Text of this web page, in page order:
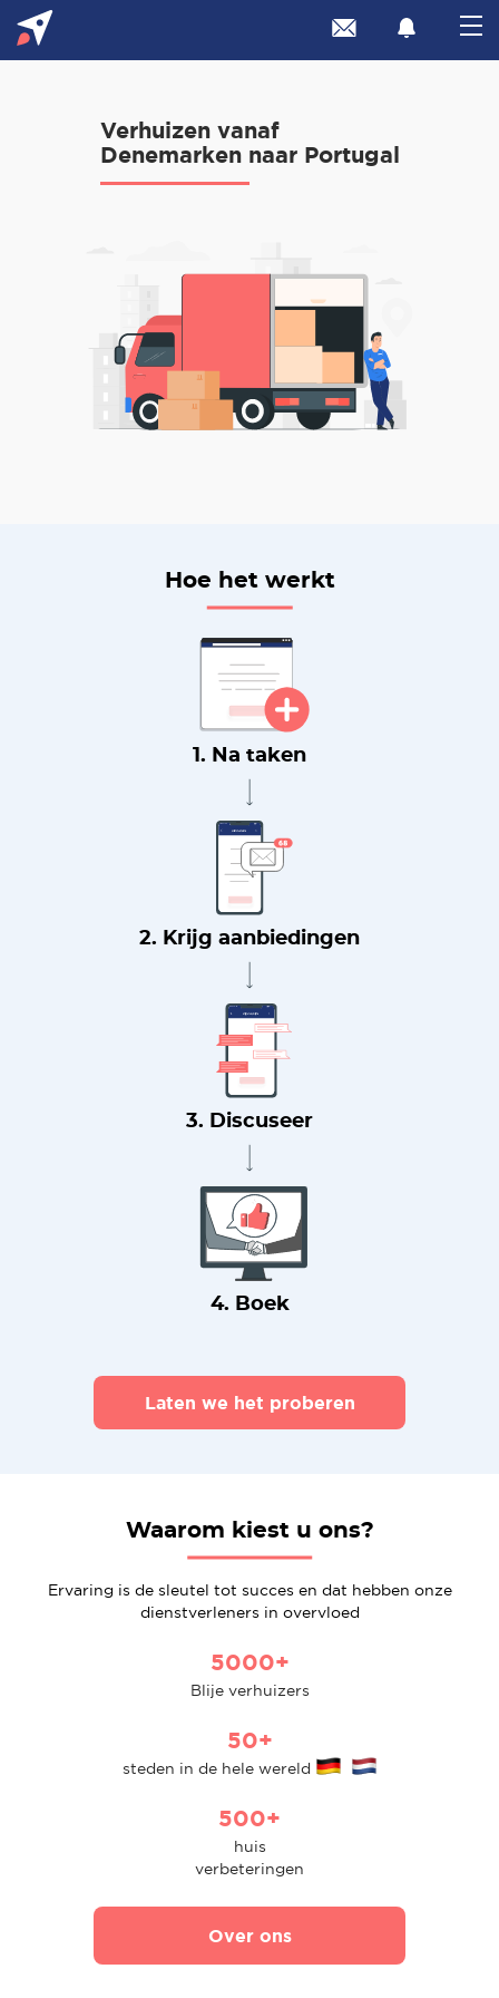
Verhuizen vanaf
Denemarken naar Portugal
Hoe het werkt
1. Na taken
2. Krijg aanbiedingen
3. Discuseer
4. Boek
Laten we het proberen
Waarom kiest u ons?
Ervaring is de sleutel tot succes en dat hebben onze
dienstverleners in overvloed
5000+
Blije verhuizers
50+
steden in de hele wereld
500+
huis
verbeteringen
Over ons